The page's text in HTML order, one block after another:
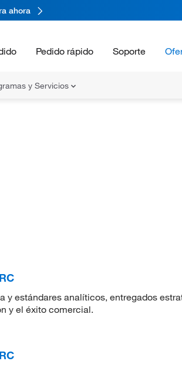
ahora
Pedido rápido Soporte
y Servicios
y estándares analíticos, entregados
y el éxito comercial.